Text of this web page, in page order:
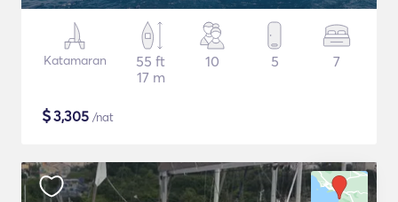
Katamaran
55 ft
17 m
10 5 7
$3,305 /nat